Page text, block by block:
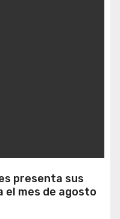
presenta sus
el mes de agosto